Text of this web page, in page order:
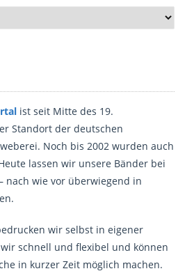
ist seit Mitte des 19.
Standort der deutschen
Noch bis 2002 wurden auch
lassen wir unsere Bänder bei
nach wie vor überwiegend in
wir selbst in eigener
schnell und flexibel und können
in kurzer Zeit möglich machen.